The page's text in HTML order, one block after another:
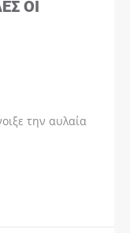
ΟΙ
την αυλαία